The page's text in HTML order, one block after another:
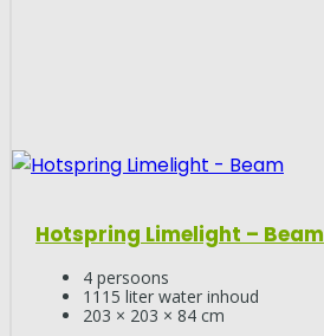
Hotspring Limelight – Beam
4 persoons
1115 liter water inhoud
203 × 203 × 84 cm